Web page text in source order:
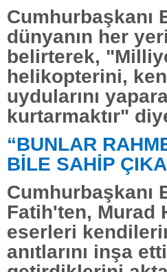
Cumhurbaşkanı
dünyanın her
belirterek,
helikopterini,
uydularını
kurtarmaktır"
“BUNLAR
BİLE SAHİP
Cumhurbaşkanı
Fatih'ten, Murad
eserleri
anıtlarını inşa